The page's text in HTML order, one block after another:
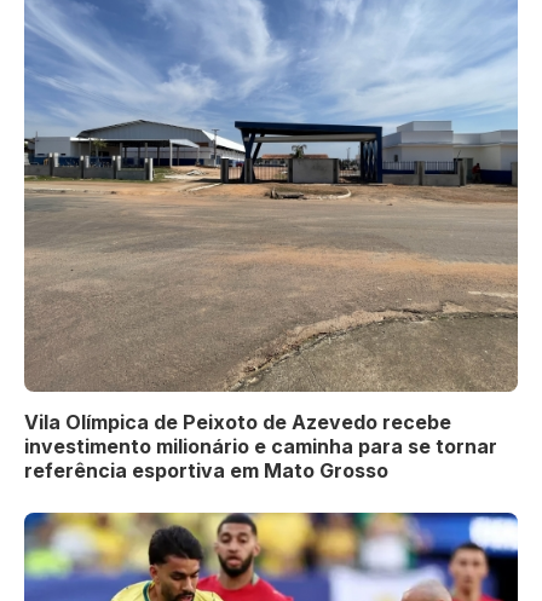
Vila Olímpica de Peixoto de Azevedo recebe
investimento milionário e caminha para se tornar
referência esportiva em Mato Grosso